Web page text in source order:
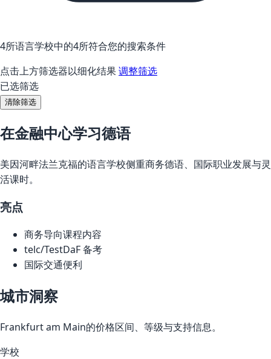
4所语言学校中的4所符合您的搜索条件
点击上方筛选器以细化结果调整筛选
已选筛选
清除筛选
在金融中心学习德语
美因河畔法兰克福的语言学校侧重商务德语、国际职业发展与灵
活课时。
亮点
商务导向课程内容
telc/TestDaF 备考
国际交通便利
城市洞察
Frankfurt am Main的价格区间、等级与支持信息。
学校